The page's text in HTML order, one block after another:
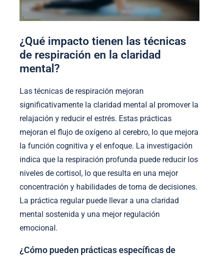
¿Qué impacto tienen las técnicas
de respiración en la claridad
mental?
Las técnicas de respiración mejoran
significativamente la claridad mental al promover la
relajación y reducir el estrés. Estas prácticas
mejoran el flujo de oxígeno al cerebro, lo que mejora
la función cognitiva y el enfoque. La investigación
indica que la respiración profunda puede reducir los
niveles de cortisol, lo que resulta en una mejor
concentración y habilidades de toma de decisiones.
La práctica regular puede llevar a una claridad
mental sostenida y una mejor regulación
emocional.
¿Cómo pueden prácticas específicas de